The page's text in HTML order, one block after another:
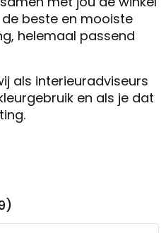
beste en mooiste
helemaal passend
als interieuradviseurs
en als je dat